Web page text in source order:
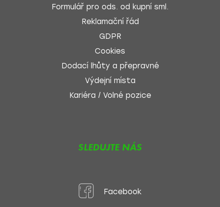
Formulář pro ods. od kupní sml.
Reklamační řád
GDPR
Cookies
Dodací lhůty a přepravné
Výdejní místa
Kariéra / Volné pozice
SLEDUJTE NÁS
Facebook